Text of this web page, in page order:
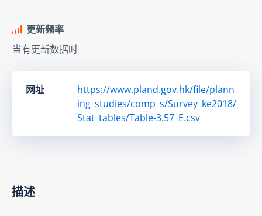
更新频率
当有更新数据时
网址
https://www.pland.gov.hk/file/plann
ing_studies/comp_s/Survey_ke2018/
Stat_tables/Table-3.57_E.csv
描述